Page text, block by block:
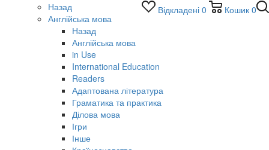
Відкладені 0 Кошик 0
Назад
Англійська мова
Назад
Англійська мова
in Use
International Education
Readers
Адаптована література
Граматика та практика
Ділова мова
Ігри
Інше